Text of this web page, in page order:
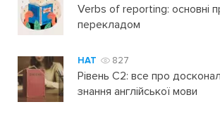
Verbs of reporting: основні
перекладом
HAT 827
Рівень C2: все про
знання англійської мови